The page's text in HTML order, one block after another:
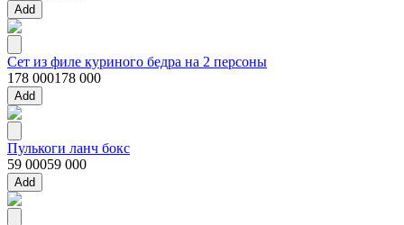
Add
Сет из филе куриного бедра на 2 персоны
178 000178 000
Add
Пулькоги ланч бокс
59 00059 000
Add